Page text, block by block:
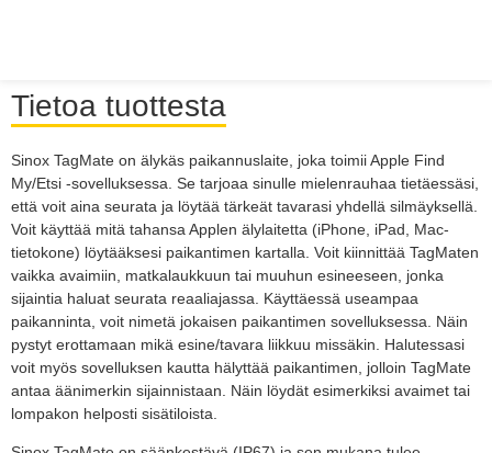
Tietoa tuottesta
Sinox TagMate on älykäs paikannuslaite, joka toimii Apple Find
My/Etsi -sovelluksessa. Se tarjoaa sinulle mielenrauhaa tietäessäsi,
että voit aina seurata ja löytää tärkeät tavarasi yhdellä silmäyksellä.
Voit käyttää mitä tahansa Applen älylaitetta (iPhone, iPad, Mac-
tietokone) löytääksesi paikantimen kartalla. Voit kiinnittää TagMaten
vaikka avaimiin, matkalaukkuun tai muuhun esineeseen, jonka
sijaintia haluat seurata reaaliajassa. Käyttäessä useampaa
paikanninta, voit nimetä jokaisen paikantimen sovelluksessa. Näin
pystyt erottamaan mikä esine/tavara liikkuu missäkin. Halutessasi
voit myös sovelluksen kautta hälyttää paikantimen, jolloin TagMate
antaa äänimerkin sijainnistaan. Näin löydät esimerkiksi avaimet tai
lompakon helposti sisätiloista.